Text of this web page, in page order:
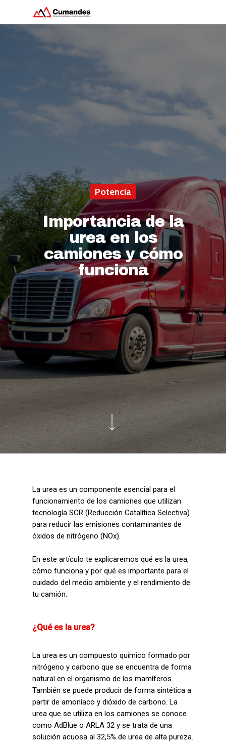
Potencia
Importancia de la
urea en los
camiones y cómo
funciona
La urea es un componente esencial para el
funcionamiento de los camiones que utilizan
tecnología SCR (Reducción Catalítica Selectiva)
para reducir las emisiones contaminantes de
óxidos de nitrógeno (NOx).
En este artículo te explicaremos qué es la urea,
cómo funciona y por qué es importante para el
cuidado del medio ambiente y el rendimiento de
tu camión.
¿Qué es la urea?
La urea es un compuesto químico formado por
nitrógeno y carbono que se encuentra de forma
natural en el organismo de los mamíferos.
También se puede producir de forma sintética a
partir de amoníaco y dióxido de carbono. La
urea que se utiliza en los camiones se conoce
como AdBlue o ARLA 32 y se trata de una
solución acuosa al 32,5% de urea de alta pureza.